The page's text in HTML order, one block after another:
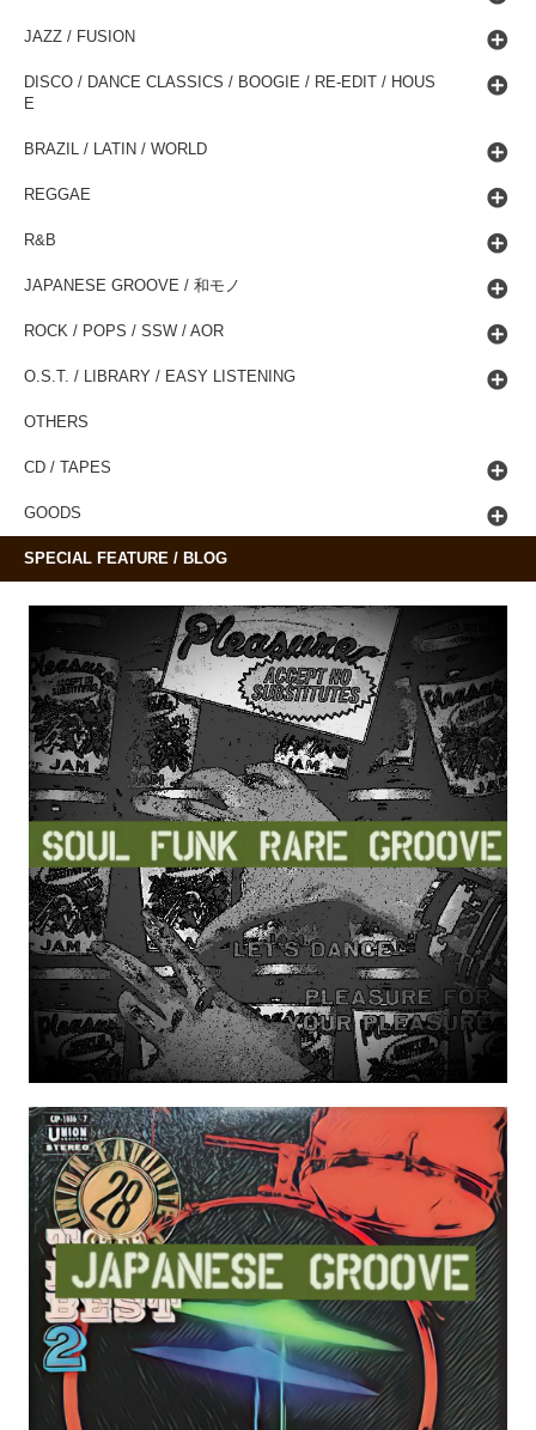
JAZZ / FUSION
DISCO / DANCE CLASSICS / BOOGIE / RE-EDIT / HOUS
E
BRAZIL / LATIN / WORLD
REGGAE
R&B
JAPANESE GROOVE / 和モノ
ROCK / POPS / SSW / AOR
O.S.T. / LIBRARY / EASY LISTENING
OTHERS
CD / TAPES
GOODS
SPECIAL FEATURE / BLOG